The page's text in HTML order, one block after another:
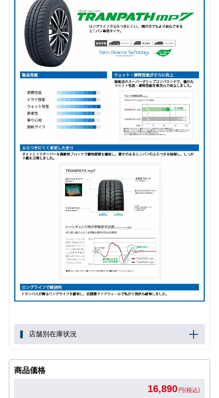
店舗別在庫状況
商品価格
16,890 円(税込)